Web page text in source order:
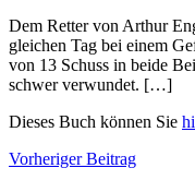
Dem Retter von Arthur
gleichen Tag bei einem
von 13 Schuss in beide
schwer verwundet. […]
Dieses Buch können Sie
Schlagwörter:
Vorheriger Beitrag